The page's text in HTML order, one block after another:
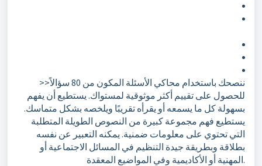
>>ننصحك باستخدام محاكي الأسئلة المكون من 80 سؤالاً
للحصول على تقييم أكثر موثوقية لمستواك. يستطيع أن يفهم
بسهولة كل ما يسمعه أو يقرأه تقريبًا ويلخصه بشكل متماسك.
يستطيع فهم مجموعة كبيرة من النصوص الطويلة المتطلبة
التي تحتوي على معلومات ضمنية. يمكنه التعبير عن نفسه
بطلاقة وبطريقة جيدة التنظيم في المسائل الاجتماعية أو
المهنية أو الأكاديمية وفي المواضيع المعقدة.